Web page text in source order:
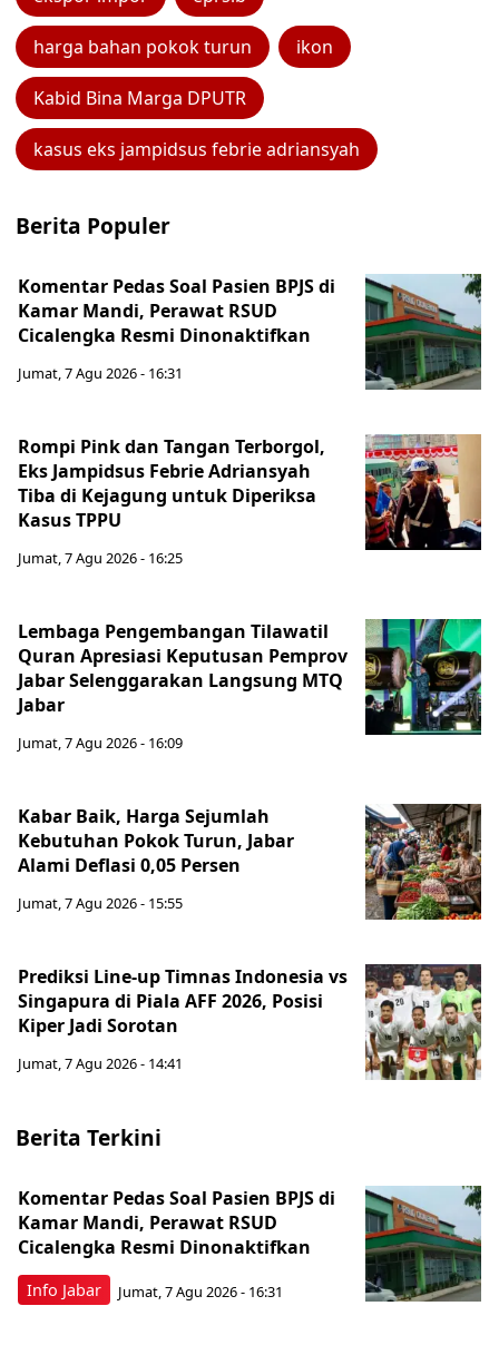
harga bahan pokok turun ikon
Kabid Bina Marga DPUTR
kasus eks jampidsus febrie adriansyah
Berita Populer
Komentar Pedas Soal Pasien BPJS di
Kamar Mandi, Perawat RSUD
Cicalengka Resmi Dinonaktifkan
Jumat, 7 Agu 2026 - 16:31
Rompi Pink dan Tangan Terborgol,
Eks Jampidsus Febrie Adriansyah
Tiba di Kejagung untuk Diperiksa
Kasus TPPU
Jumat, 7 Agu 2026 - 16:25
Lembaga Pengembangan Tilawatil
Quran Apresiasi Keputusan Pemprov
Jabar Selenggarakan Langsung MTQ
Jabar
Jumat, 7 Agu 2026 - 16:09
Kabar Baik, Harga Sejumlah
Kebutuhan Pokok Turun, Jabar
Alami Deflasi 0,05 Persen
Jumat, 7 Agu 2026 - 15:55
Prediksi Line-up Timnas Indonesia vs
Singapura di Piala AFF 2026, Posisi
Kiper Jadi Sorotan
Jumat, 7 Agu 2026 - 14:41
Berita Terkini
Info Jabar
Komentar Pedas Soal Pasien BPJS di
Kamar Mandi, Perawat RSUD
Cicalengka Resmi Dinonaktifkan
Jumat, 7 Agu 2026 - 16:31